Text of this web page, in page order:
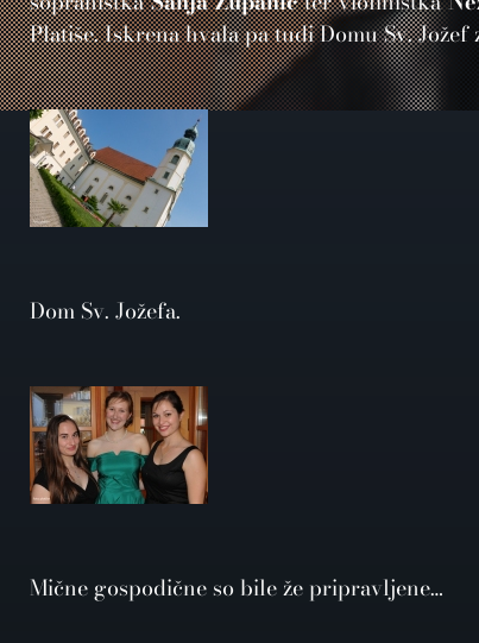
Platiše. Iskrena hvala pa tudi Domu Sv. Jožef
Dom Sv. Jožefa.
Mične gospodične so bile že pripravljene…